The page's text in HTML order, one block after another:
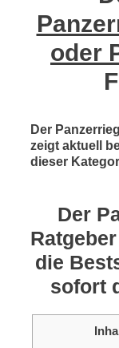
oder
Der
zeigt aktuell
dieser
Der
die
sofort